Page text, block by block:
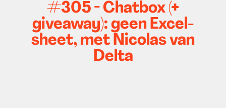
#305 - Chatbox (+
giveaway): geen Excel-
sheet, met Nicolas van
Delta